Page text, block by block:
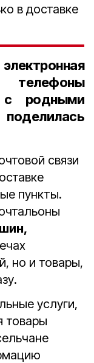
в доставке
с родными
связи
пункты.
но и товары,
услуги,
товары